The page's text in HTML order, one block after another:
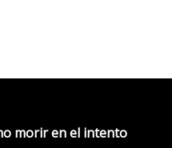
morir en el intento